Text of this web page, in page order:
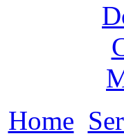
Home